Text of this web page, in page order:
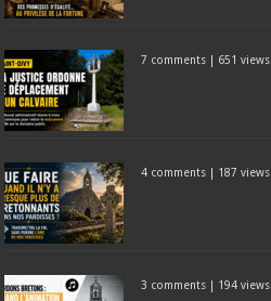
7 comments | 651 views
4 comments | 187 views
3 comments | 194 views